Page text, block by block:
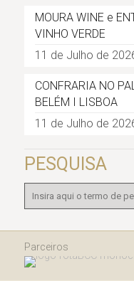
MOURA WINE e
VINHO VERDE
11 de Julho de
CONFRARIA NO
BELÉM I LISBOA
11 de Julho de
PESQUISA
Parceiros